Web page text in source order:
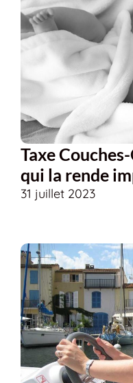
Taxe
qui la rende
31 juillet 2023